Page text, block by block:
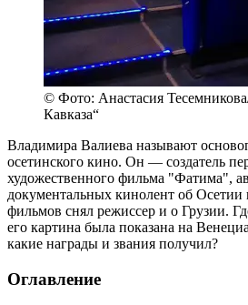
© Фото: Анастасия
Кавказа“
Владимира Валиева называют
осетинского кино. Он — создатель
художественного фильма "Фатима",
документальных кинолент об
фильмов снял режиссер и о Грузии.
его картина была показана на
какие награды и звания получил?
Оглавление